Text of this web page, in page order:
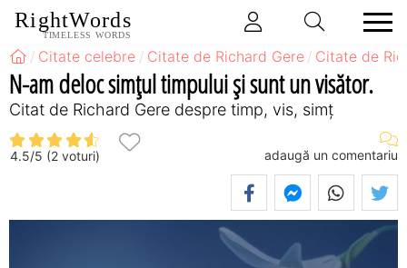
RightWords
TIMELESS WORDS
Citate celebre Citate de Richard Gere Citate de
N-am deloc simțul timpului și sunt un visător.
Citat de Richard Gere despre timp, vis, simț
4.5/5 (2 voturi) adaugă un comentariu